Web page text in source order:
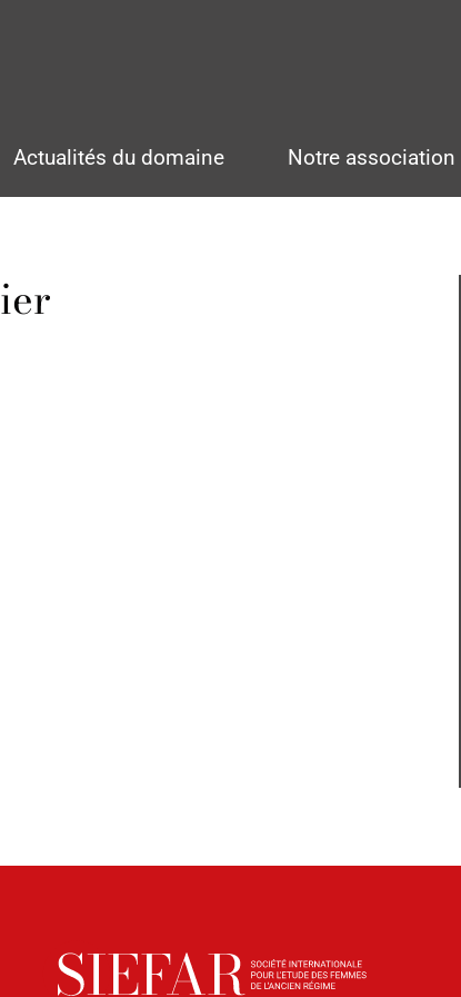
Actualités du domaine Notre association